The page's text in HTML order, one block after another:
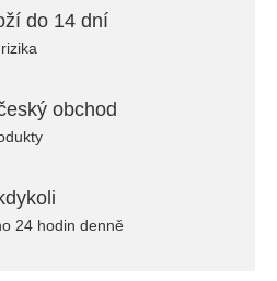
do 14 dní
obchod
24 hodin denně